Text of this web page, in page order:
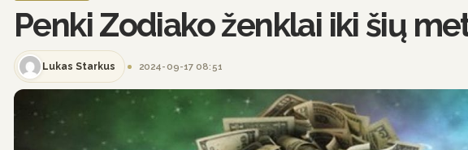
Penki Zodiako ženklai iki šių
Lukas Starkus 2024-09-17 08:51